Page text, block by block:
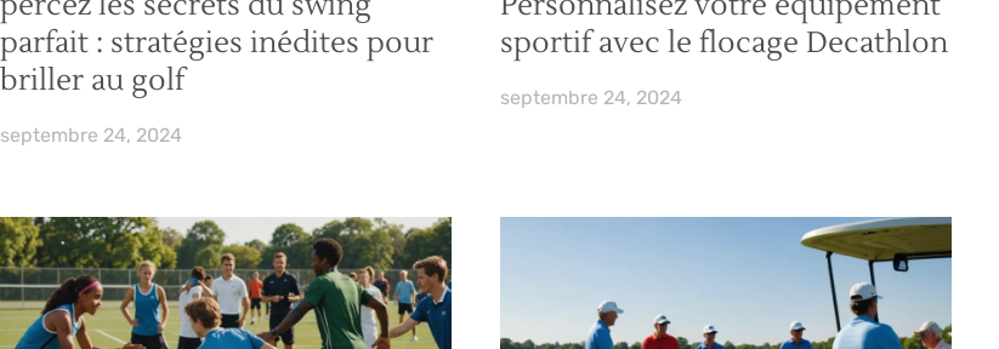
parfait : stratégies inédites pour
briller au golf
septembre 24, 2024
sportif avec le flocage Decathlon
septembre 24, 2024